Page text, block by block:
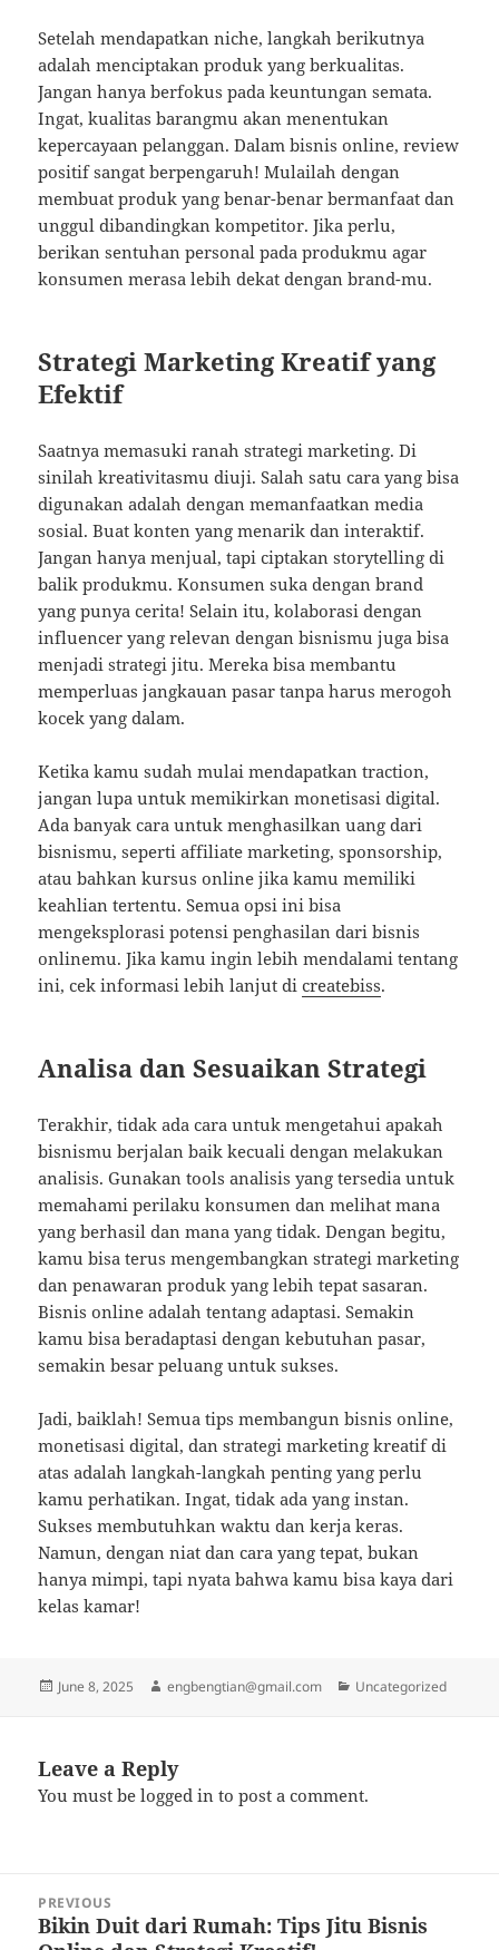
Setelah mendapatkan niche, langkah berikutnya
adalah menciptakan produk yang berkualitas.
Jangan hanya berfokus pada keuntungan semata.
Ingat, kualitas barangmu akan menentukan
kepercayaan pelanggan. Dalam bisnis online, review
positif sangat berpengaruh! Mulailah dengan
membuat produk yang benar-benar bermanfaat dan
unggul dibandingkan kompetitor. Jika perlu,
berikan sentuhan personal pada produkmu agar
konsumen merasa lebih dekat dengan brand-mu.
Strategi Marketing Kreatif yang
Efektif
Saatnya memasuki ranah strategi marketing. Di
sinilah kreativitasmu diuji. Salah satu cara yang bisa
digunakan adalah dengan memanfaatkan media
sosial. Buat konten yang menarik dan interaktif.
Jangan hanya menjual, tapi ciptakan storytelling di
balik produkmu. Konsumen suka dengan brand
yang punya cerita! Selain itu, kolaborasi dengan
influencer yang relevan dengan bisnismu juga bisa
menjadi strategi jitu. Mereka bisa membantu
memperluas jangkauan pasar tanpa harus merogoh
kocek yang dalam.
Ketika kamu sudah mulai mendapatkan traction,
jangan lupa untuk memikirkan monetisasi digital.
Ada banyak cara untuk menghasilkan uang dari
bisnismu, seperti affiliate marketing, sponsorship,
atau bahkan kursus online jika kamu memiliki
keahlian tertentu. Semua opsi ini bisa
mengeksplorasi potensi penghasilan dari bisnis
onlinemu. Jika kamu ingin lebih mendalami tentang
ini, cek informasi lebih lanjut dicreatebiss.
Analisa dan Sesuaikan Strategi
Terakhir, tidak ada cara untuk mengetahui apakah
bisnismu berjalan baik kecuali dengan melakukan
analisis. Gunakan tools analisis yang tersedia untuk
memahami perilaku konsumen dan melihat mana
yang berhasil dan mana yang tidak. Dengan begitu,
kamu bisa terus mengembangkan strategi marketing
dan penawaran produk yang lebih tepat sasaran.
Bisnis online adalah tentang adaptasi. Semakin
kamu bisa beradaptasi dengan kebutuhan pasar,
semakin besar peluang untuk sukses.
Jadi, baiklah! Semua tips membangun bisnis online,
monetisasi digital, dan strategi marketing kreatif di
atas adalah langkah-langkah penting yang perlu
kamu perhatikan. Ingat, tidak ada yang instan.
Sukses membutuhkan waktu dan kerja keras.
Namun, dengan niat dan cara yang tepat, bukan
hanya mimpi, tapi nyata bahwa kamu bisa kaya dari
kelas kamar!
Posted
June 8, 2025 Author
engbengtian@gmail.com Categories
Uncategorized
Leave a Reply
You must belogged in to post a comment.
navigation
PREVIOUS
Previous
Bikin Duit dari Rumah: Tips Jitu Bisnis